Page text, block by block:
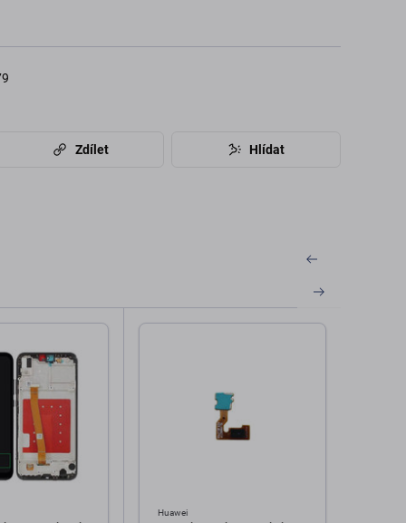
Zdílet Hlídat
Huawei